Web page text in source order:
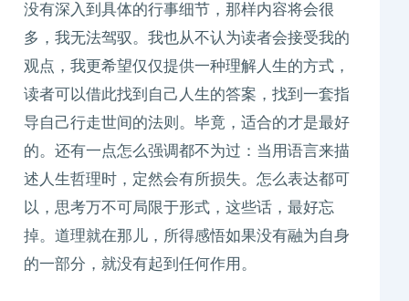
没有深入到具体的行事细节，那样内容将会很
多，我无法驾驭。我也从不认为读者会接受我的
观点，我更希望仅仅提供一种理解人生的方式，
读者可以借此找到自己人生的答案，找到一套指
导自己行走世间的法则。毕竟，适合的才是最好
的。还有一点怎么强调都不为过：当用语言来描
述人生哲理时，定然会有所损失。怎么表达都可
以，思考万不可局限于形式，这些话，最好忘
掉。道理就在那儿，所得感悟如果没有融为自身
的一部分，就没有起到任何作用。